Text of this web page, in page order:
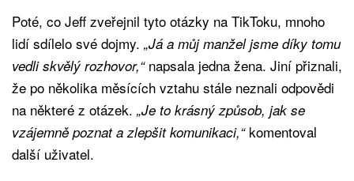
Poté, co Jeff zveřejnil tyto otázky na TikToku, mnoho
lidí sdílelo své dojmy. „Já a můj manžel jsme díky tomu
vedli skvělý rozhovor,“napsala jedna žena. Jiní přiznali,
že po několika měsících vztahu stále neznali odpovědi
na některé z otázek. „Je to krásný způsob, jak se
vzájemně poznat a zlepšit komunikaci,“komentoval
další uživatel.